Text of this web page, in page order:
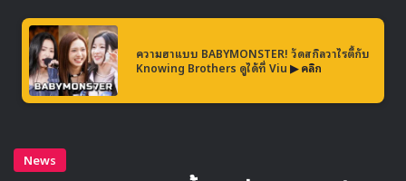
🎙GYUBIN ปลื้มเมืองไทยขนาดไหน? ถึงกลับมาถ่าย
MV เพลงใหม่ LIKE U 100 ที่กรุงเทพ
คิมฮยอนซู ได้เล่าถึงฉากนี้ว่า
ความฮาแบบ BABYMONSTER! วัดสกิลวาไรตี้กับ
Knowing Brothers ดูได้ที่ Viu ▶ คลิก